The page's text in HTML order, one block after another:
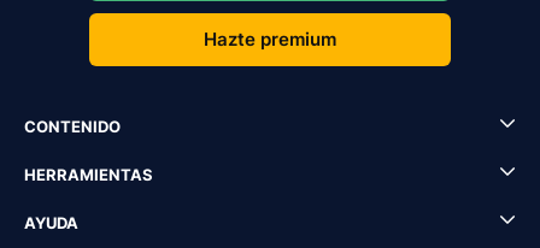
Hazte premium
CONTENIDO
HERRAMIENTAS
AYUDA